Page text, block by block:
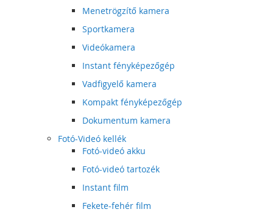
Menetrögzítő kamera
Sportkamera
Videókamera
Instant fényképezőgép
Vadfigyelő kamera
Kompakt fényképezőgép
Dokumentum kamera
Fotó-Videó kellék
Fotó-videó akku
Fotó-videó tartozék
Instant film
Fekete-fehér film